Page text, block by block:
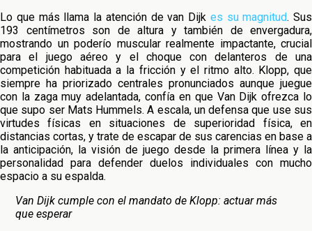
Lo que más llama la atención de van Dijk es su magnitud. Sus
193 centímetros son de altura y también de envergadura,
mostrando un poderío muscular realmente impactante, crucial
para el juego aéreo y el choque con delanteros de una
competición habituada a la fricción y el ritmo alto. Klopp, que
siempre ha priorizado centrales pronunciados aunque juegue
con la zaga muy adelantada, confía en que Van Dijk ofrezca lo
que supo ser Mats Hummels. A escala, un defensa que use sus
virtudes físicas en situaciones de superioridad física, en
distancias cortas, y trate de escapar de sus carencias en base a
la anticipación, la visión de juego desde la primera línea y la
personalidad para defender duelos individuales con mucho
espacio a su espalda.
Van Dijk cumple con el mandato de Klopp: actuar más
que esperar